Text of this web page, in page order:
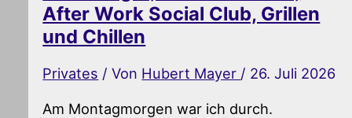
After Work Social Club, Grillen
und Chillen
Privates / Von Hubert Mayer / 26. Juli 2026
Am Montagmorgen war ich durch.